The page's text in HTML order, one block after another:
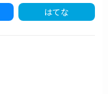
はてな